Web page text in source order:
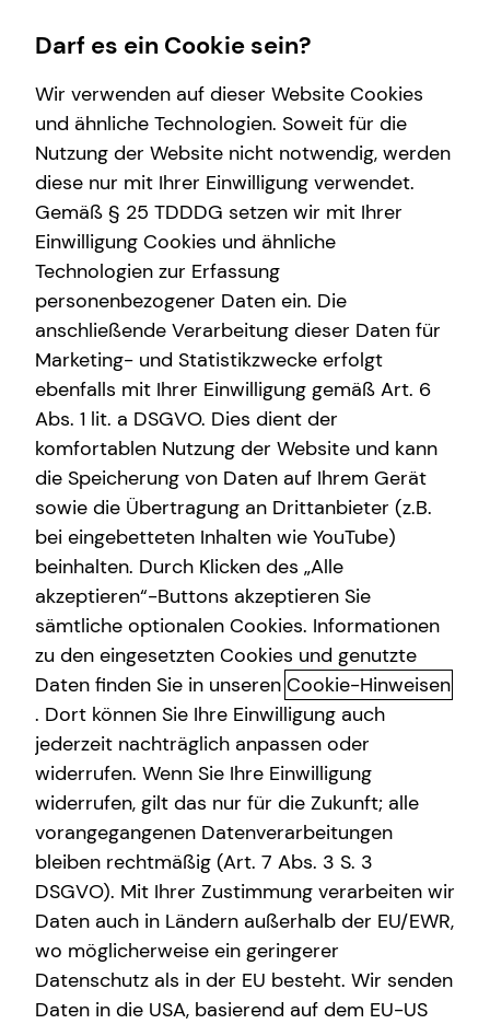
Wissenswertes
Über mich
Über tecis
Karriere-Infos
Karrierechancen
Initiativbewerbung
Finanzberatung
Immobilienfinanzierung
Investment
Kapitalanlage Immobilien
Altersvorsorge
Service
Kundenportal
Das ist tecis
Dürfen wir uns kurz vorstellen? Wir sind tecis – die
Finanzberatung deiner Generation – und begleiten dich
auf deinem Weg in eine finanziell selbstbestimmte
Zukunft. Altersvorsorge, Absicherung, Vermögensaufbau,
Immobilienfinanzierung – wir sind Ansprechpartner für
die finanziellen Fragen in deinem Leben.
Gegründet wurde die tecis Finanzdienstleistungen AG
bereits 1986 in Hamburg. Heute sind wir mit über 3.900
lizenzierten Finanzberaterinnen und Finanzberatern
deutschlandweit vertreten. Uns verbindet die
Leidenschaft für das, was wir tun. Unsere Mission dabei
ist es, den nachfolgenden Generationen eine bessere
finanzielle Zukunft zu ermöglichen.
Darf es ein Cookie sein?
Wir verwenden auf dieser Website Cookies
und ähnliche Technologien. Soweit für die
Nutzung der Website nicht notwendig, werden
diese nur mit Ihrer Einwilligung verwendet.
Gemäß § 25 TDDDG setzen wir mit Ihrer
Einwilligung Cookies und ähnliche
Technologien zur Erfassung
personenbezogener Daten ein. Die
anschließende Verarbeitung dieser Daten für
Marketing- und Statistikzwecke erfolgt
ebenfalls mit Ihrer Einwilligung gemäß Art. 6
Abs. 1 lit. a DSGVO. Dies dient der
komfortablen Nutzung der Website und kann
die Speicherung von Daten auf Ihrem Gerät
sowie die Übertragung an Drittanbieter (z.B.
bei eingebetteten Inhalten wie YouTube)
beinhalten. Durch Klicken des „Alle
akzeptieren“-Buttons akzeptieren Sie
sämtliche optionalen Cookies. Informationen
zu den eingesetzten Cookies und genutzte
Daten finden Sie in unseren Cookie-Hinweisen
. Dort können Sie Ihre Einwilligung auch
jederzeit nachträglich anpassen oder
widerrufen. Wenn Sie Ihre Einwilligung
widerrufen, gilt das nur für die Zukunft; alle
vorangegangenen Datenverarbeitungen
bleiben rechtmäßig (Art. 7 Abs. 3 S. 3
DSGVO). Mit Ihrer Zustimmung verarbeiten wir
Daten auch in Ländern außerhalb der EU/EWR,
wo möglicherweise ein geringerer
Datenschutz als in der EU besteht. Wir senden
Daten in die USA, basierend auf dem EU-US